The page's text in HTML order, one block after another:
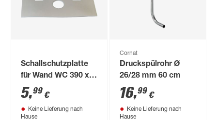
Schallschutzplatte
für Wand WC 390 x
420 x 5 mm
5,99 €
Keine Lieferung nach
Hause
Cornat
Druckspülrohr Ø
26/28 mm 60 cm
16,99 €
Keine Lieferung nach
Hause